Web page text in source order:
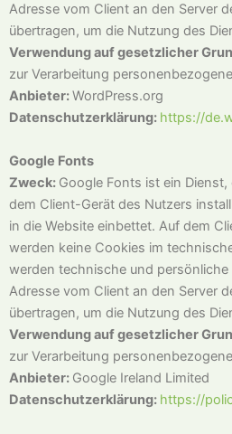
Adresse vom Client an den Server
übertragen, um die Nutzung des
Verwendung auf gesetzlicher
zur Verarbeitung
Anbieter:WordPress.org
Datenschutzerklärung: https://
Google Fonts
Zweck: Google Fonts ist ein
dem Client-Gerät des Nutzers
in die Website einbettet. Auf dem
werden keine Cookies im
werden technische und persönliche
Adresse vom Client an den Server
übertragen, um die Nutzung des
Verwendung auf gesetzlicher
zur Verarbeitung
Anbieter: Google Ireland Limited
Datenschutzerklärung: https://